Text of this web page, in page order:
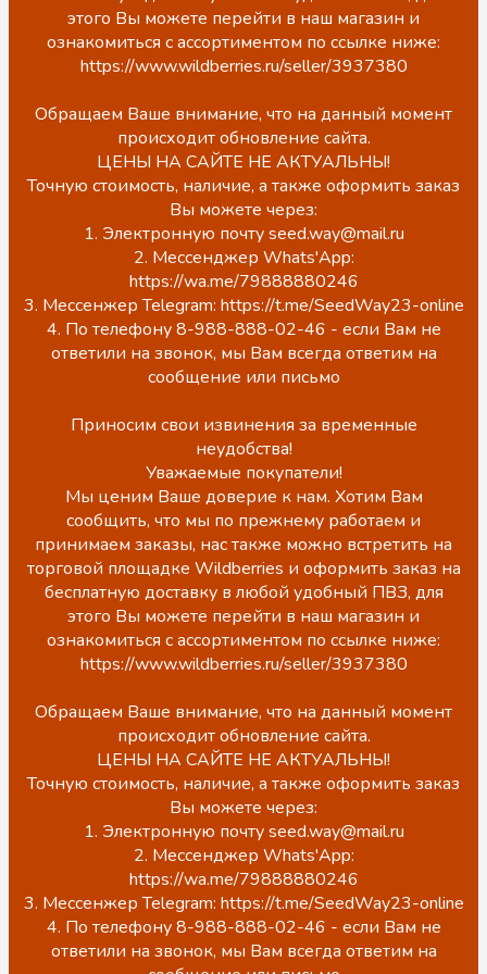
этого Вы можете перейти в наш магазин и
ознакомиться с ассортиментом по ссылке ниже:
https://www.wildberries.ru/seller/3937380
Обращаем Ваше внимание, что на данный момент
происходит обновление сайта.
ЦЕНЫ НА САЙТЕ НЕ АКТУАЛЬНЫ!
Точную стоимость, наличие, а также оформить заказ
Вы можете через:
1. Электронную почту seed.way@mail.ru
2. Мессенджер Whats'App:
https://wa.me/79888880246
3. Мессенжер Telegram: https://t.me/SeedWay23-online
4. По телефону 8-988-888-02-46 - если Вам не
ответили на звонок, мы Вам всегда ответим на
сообщение или письмо
Приносим свои извинения за временные
неудобства!
Уважаемые покупатели!
Мы ценим Ваше доверие к нам. Хотим Вам
сообщить, что мы по прежнему работаем и
принимаем заказы, нас также можно встретить на
торговой площадке Wildberries и оформить заказ на
бесплатную доставку в любой удобный ПВЗ, для
этого Вы можете перейти в наш магазин и
ознакомиться с ассортиментом по ссылке ниже:
https://www.wildberries.ru/seller/3937380
Обращаем Ваше внимание, что на данный момент
происходит обновление сайта.
ЦЕНЫ НА САЙТЕ НЕ АКТУАЛЬНЫ!
Точную стоимость, наличие, а также оформить заказ
Вы можете через:
1. Электронную почту seed.way@mail.ru
2. Мессенджер Whats'App:
https://wa.me/79888880246
3. Мессенжер Telegram: https://t.me/SeedWay23-online
4. По телефону 8-988-888-02-46 - если Вам не
ответили на звонок, мы Вам всегда ответим на